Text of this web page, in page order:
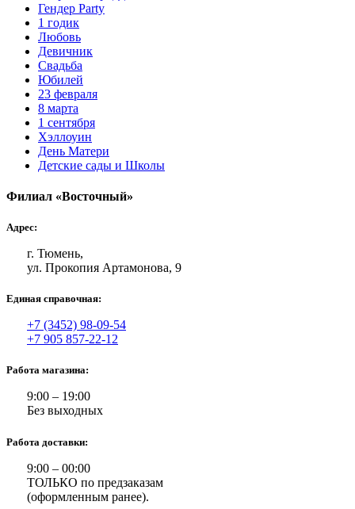
Гендер Party
1 годик
Любовь
Девичник
Свадьба
Юбилей
23 февраля
8 марта
1 сентября
Хэллоуин
День Матери
Детские сады и Школы
Филиал «Восточный»
Адрес:
г. Тюмень,
ул. Прокопия Артамонова, 9
Единая справочная:
+7 (3452) 98-09-54
+7 905 857-22-12
Работа магазина:
9:00 – 19:00
Без выходных
Работа доставки:
9:00 – 00:00
ТОЛЬКО по предзаказам
(оформленным ранее).